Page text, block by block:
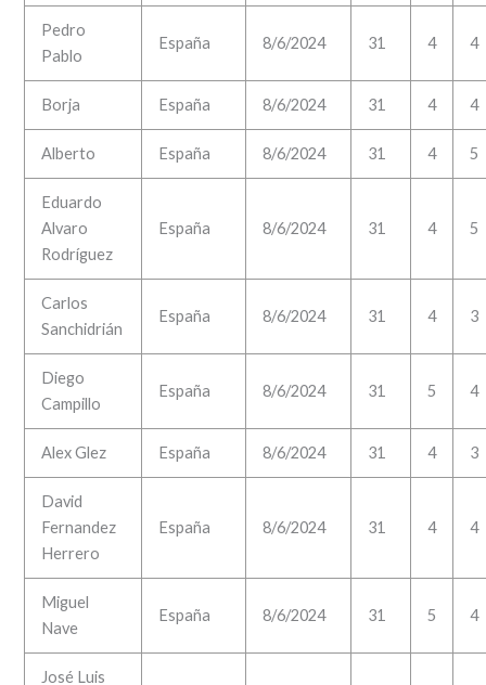
Pedro
Pablo
España 8/6/2024 31 4 4
Borja España 8/6/2024 31 4 4
Alberto España 8/6/2024 31 4 5
Eduardo
Alvaro
Rodríguez
España 8/6/2024 31 4 5
Carlos
Sanchidrián
España 8/6/2024 31 4 3
Diego
Campillo
España 8/6/2024 31 5 4
Alex Glez España 8/6/2024 31 4 3
David
Fernandez
Herrero
España 8/6/2024 31 4 4
Miguel
Nave
España 8/6/2024 31 5 4
José Luis